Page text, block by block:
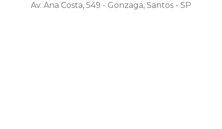
Av. Ana Costa, 549 - Gonzaga, Santos - SP